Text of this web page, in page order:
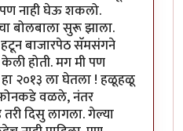
पण नाही घेऊ शकलो.
बोलबाला सुरू झाला.
हटून बाजारपेठ सॅमसंगने
होती. मग मी पण
२०१३ ला घेतला ! हळूहळू
वळले, नंतर
दिसु लागला. गेल्या